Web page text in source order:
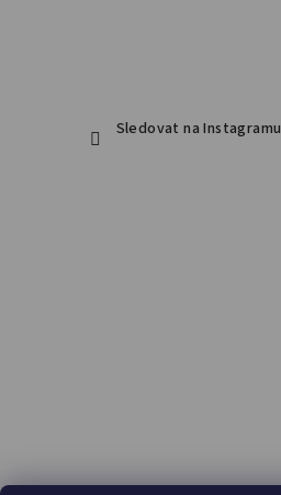
Sledovat na Instagramu